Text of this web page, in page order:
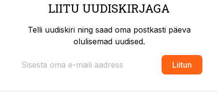
LIITU UUDISKIRJAGA
Telli uudiskiri ning saad oma postkasti päeva
olulisemad uudised.
Liitun